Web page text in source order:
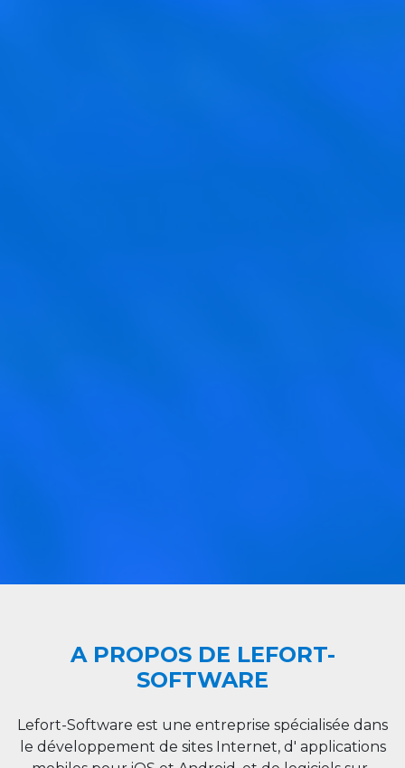
A PROPOS DE LEFORT-
SOFTWARE
Lefort-Software est une entreprise spécialisée dans
le développement de sites Internet, d' applications